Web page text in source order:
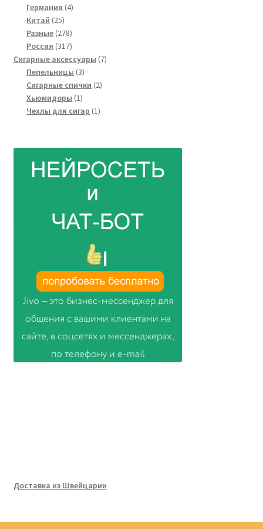
Германия 44
Китай 2525
товаров
Разные 278278
товаров
Россия 317317
товаров
Сигарные аксессуары 77
Пепельницы 33
товара
Сигарные спички 22
Хьюмидоры 11
товар
Чехлы для сигар 11
Доставка из Швейцарии